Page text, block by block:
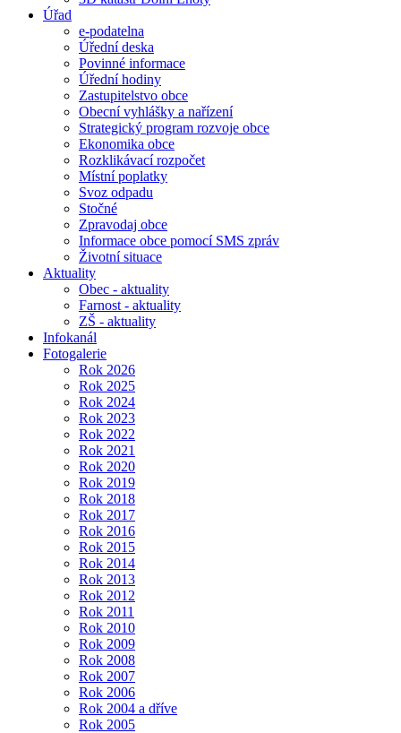
Úřad
e-podatelna
Úřední deska
Povinné informace
Úřední hodiny
Zastupitelstvo obce
Obecní vyhlášky a nařízení
Strategický program rozvoje obce
Ekonomika obce
Rozklikávací rozpočet
Místní poplatky
Svoz odpadu
Stočné
Zpravodaj obce
Informace obce pomocí SMS zpráv
Životní situace
Aktuality
Obec - aktuality
Farnost - aktuality
ZŠ - aktuality
Infokanál
Fotogalerie
Rok 2026
Rok 2025
Rok 2024
Rok 2023
Rok 2022
Rok 2021
Rok 2020
Rok 2019
Rok 2018
Rok 2017
Rok 2016
Rok 2015
Rok 2014
Rok 2013
Rok 2012
Rok 2011
Rok 2010
Rok 2009
Rok 2008
Rok 2007
Rok 2006
Rok 2004 a dříve
Rok 2005